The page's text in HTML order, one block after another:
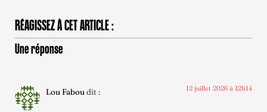
RÉAGISSEZ À CET ARTICLE :
Une réponse
Lou Fabou dit : 12 juillet 2026 à 12h14